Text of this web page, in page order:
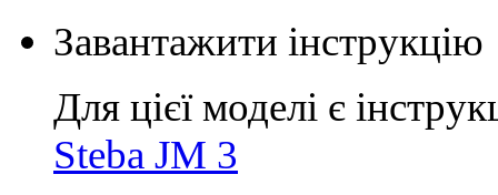
Завантажити інструкцію
Для цієї моделі є
Steba JM 3